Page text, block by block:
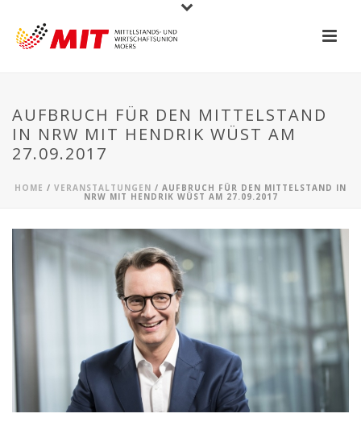
AUFBRUCH FÜR DEN MITTELSTAND
IN NRW MIT HENDRIK WÜST AM
27.09.2017
HOME / VERANSTALTUNGEN / AUFBRUCH FÜR DEN MITTELSTAND IN
NRW MIT HENDRIK WÜST AM 27.09.2017